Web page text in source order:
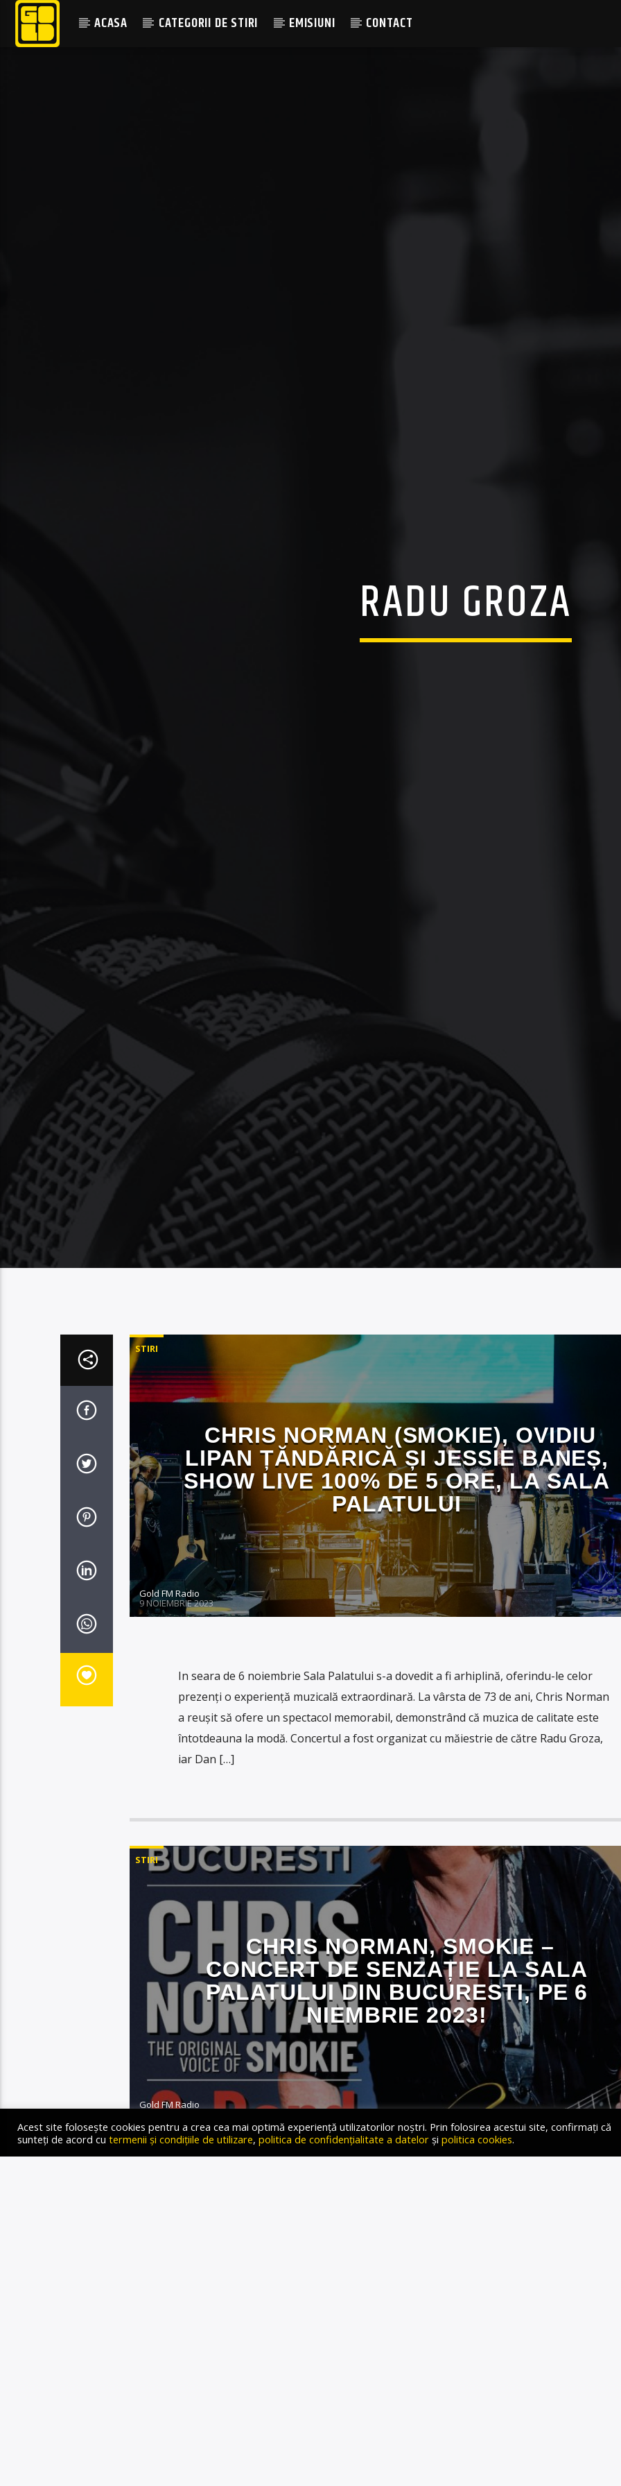
ACASA CATEGORII DE STIRI EMISIUNI CONTACT
RADU GROZA
STIRI
CHRIS NORMAN (SMOKIE), OVIDIU
LIPAN ȚĂNDĂRICĂ ȘI JESSIE BANEȘ,
SHOW LIVE 100% DE 5 ORE, LA SALA
PALATULUI
Gold FM Radio
9 NOIEMBRIE 2023
In seara de 6 noiembrie Sala Palatului s-a dovedit a fi arhiplină, oferindu-le celor
prezenți o experiență muzicală extraordinară. La vârsta de 73 de ani, Chris Norman
a reușit să ofere un spectacol memorabil, demonstrând că muzica de calitate este
întotdeauna la modă. Concertul a fost organizat cu măiestrie de către Radu Groza,
iar Dan […]
STIRI
CHRIS NORMAN, SMOKIE –
CONCERT DE SENZAȚIE LA SALA
PALATULUI DIN BUCURESTI, PE 6
NIEMBRIE 2023!
Gold FM Radio
Acest site folosește cookies pentru a crea cea mai optimă experiență utilizatorilor noștri. Prin folosirea acestui site, confirmați că
sunteți de acord cu termenii și condițiile de utilizare, politica de confidențialitate a datelor și politica cookies.